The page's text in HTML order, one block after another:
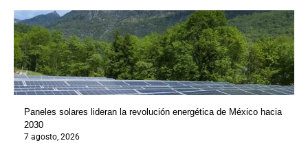
Paneles solares lideran la revolución energética de México hacia
2030
7 agosto, 2026